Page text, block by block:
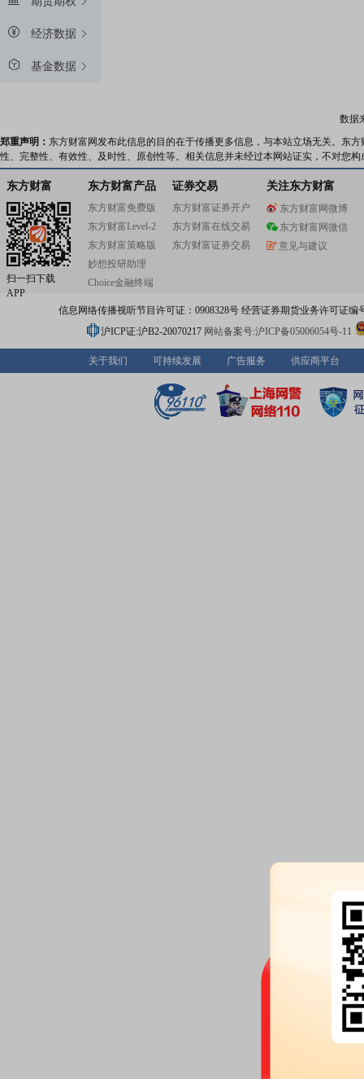
经济数据
基金数据
数据
郑重声明： 东方财富网发布此信息的目的在于传播更多信息，与本站立场无关。东
性、完整性、有效性、及时性、原创性等。相关信息并未经过本网站证实，不对您
东方财富
扫一扫下载
APP
东方财富产品
东方财富免费版
东方财富Level-2
东方财富策略版
妙想投研助理
Choice金融终端
证券交易
东方财富证券开户
东方财富在线交易
东方财富证券交易
关注东方财富
东方财富网微博
东方财富网微信
意见与建议
信息网络传播视听节目许可证：0908328号 经营证券期货业务许可证编
沪ICP证:沪B2-20070217 网站备案号:沪ICP备05006054号-11
关于我们 可持续发展 广告服务 供应商平台